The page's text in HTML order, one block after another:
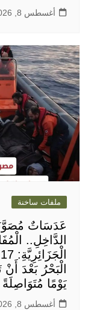
أغسطس 8, 2026
ملفات ساخنة
عَدَسَاتٌ
الدَّاخِلِ..
يَوْمًا مُتَوَاصِلَةً
أغسطس 8, 2026